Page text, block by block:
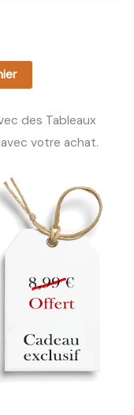
des Tableaux
votre achat.